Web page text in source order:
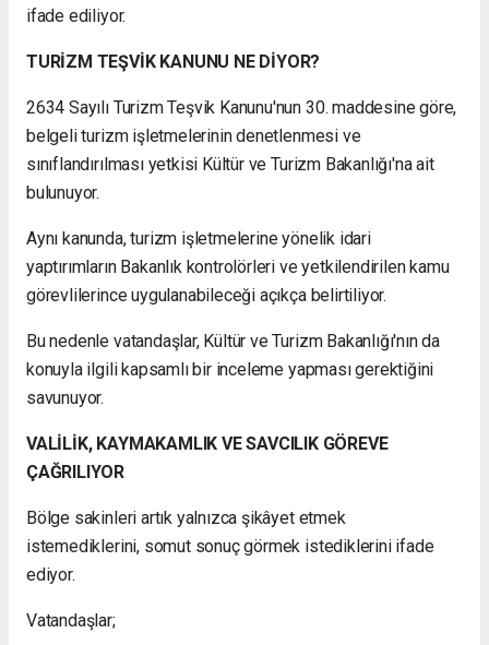
ifade ediliyor.
TURİZM TEŞVİK KANUNU NE DİYOR?
2634 Sayılı Turizm Teşvik Kanunu'nun 30. maddesine göre,
belgeli turizm işletmelerinin denetlenmesi ve
sınıflandırılması yetkisi Kültür ve Turizm Bakanlığı'na ait
bulunuyor.
Aynı kanunda, turizm işletmelerine yönelik idari
yaptırımların Bakanlık kontrolörleri ve yetkilendirilen kamu
görevlilerince uygulanabileceği açıkça belirtiliyor.
Bu nedenle vatandaşlar, Kültür ve Turizm Bakanlığı'nın da
konuyla ilgili kapsamlı bir inceleme yapması gerektiğini
savunuyor.
VALİLİK, KAYMAKAMLIK VE SAVCILIK GÖREVE
ÇAĞRILIYOR
Bölge sakinleri artık yalnızca şikâyet etmek
istemediklerini, somut sonuç görmek istediklerini ifade
ediyor.
Vatandaşlar;